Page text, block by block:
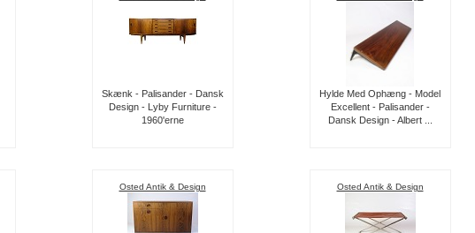
Skænk - Palisander - Dansk
Design - Lyby Furniture -
1960'erne
Hylde Med Ophæng - Model
Excellent - Palisander -
Dansk Design - Albert ...
Osted Antik & Design Osted Antik & Design